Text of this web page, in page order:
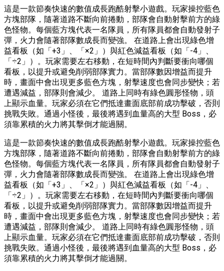
這是一款節奏快速的數值成長跑酷射擊小遊戲。玩家操控藍色
方塊部隊，隨著道路不斷向前捲動，部隊會自動射擊前方的綠
色怪物。每個藍方塊代表一名隊員，所有隊員都會自動發射子
彈，火力會隨著部隊數成長而變強。 在道路上會出現綠色增
益看板（如「+3」、「×2」）與紅色減益看板（如「-4」、
「÷2」）。玩家需要左右移動，在短時間內判斷要衝向哪個
看板，以提升或避免削弱部隊實力。當部隊數因增益而提升
時，畫面中會出現更多藍色方塊，射擊速度也會同步變快；若
遭遇減益，部隊則會減少。 道路上同時有綠色圓形怪物，頭
上顯示血量。玩家必須在它們抵達畫面底部前成功擊破，否則
挑戰失敗。通過小怪後，最後將遇到血量高的大型 Boss，必
須靠累積的火力將其擊倒才能過關。
這是一款節奏快速的數值成長跑酷射擊小遊戲。玩家操控藍色
方塊部隊，隨著道路不斷向前捲動，部隊會自動射擊前方的綠
色怪物。每個藍方塊代表一名隊員，所有隊員都會自動發射子
彈，火力會隨著部隊數成長而變強。 在道路上會出現綠色增
益看板（如「+3」、「×2」）與紅色減益看板（如「-4」、
「÷2」）。玩家需要左右移動，在短時間內判斷要衝向哪個
看板，以提升或避免削弱部隊實力。當部隊數因增益而提升
時，畫面中會出現更多藍色方塊，射擊速度也會同步變快；若
遭遇減益，部隊則會減少。 道路上同時有綠色圓形怪物，頭
上顯示血量。玩家必須在它們抵達畫面底部前成功擊破，否則
挑戰失敗。通過小怪後，最後將遇到血量高的大型 Boss，必
須靠累積的火力將其擊倒才能過關。